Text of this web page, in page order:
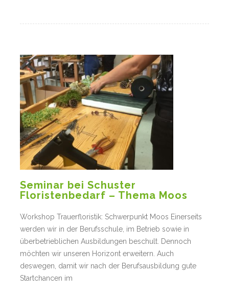
Seminar bei Schuster
Floristenbedarf – Thema Moos
Workshop Trauerfloristik: Schwerpunkt Moos Einerseits
werden wir in der Berufsschule, im Betrieb sowie in
überbetrieblichen Ausbildungen beschult. Dennoch
möchten wir unseren Horizont erweitern. Auch
deswegen, damit wir nach der Berufsausbildung gute
Startchancen im